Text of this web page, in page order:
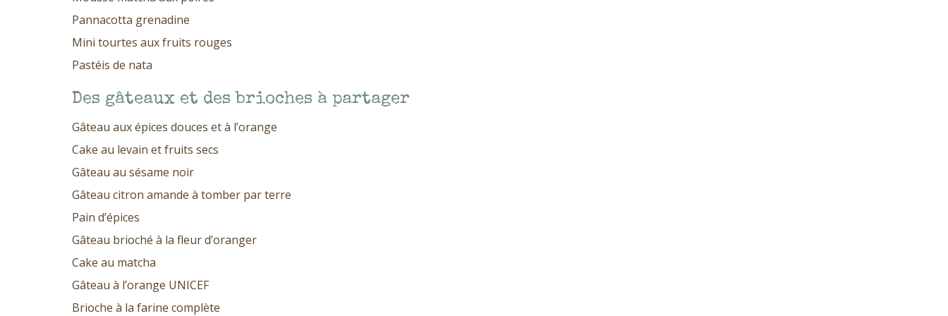
Pannacotta grenadine
Mini tourtes aux fruits rouges
Pastéis de nata
Des gâteaux et des brioches à partager
Gâteau aux épices douces et à l’orange
Cake au levain et fruits secs
Gâteau au sésame noir
Gâteau citron amande à tomber par terre
Pain d’épices
Gâteau brioché à la fleur d’oranger
Cake au matcha
Gâteau à l’orange UNICEF
Brioche à la farine complète